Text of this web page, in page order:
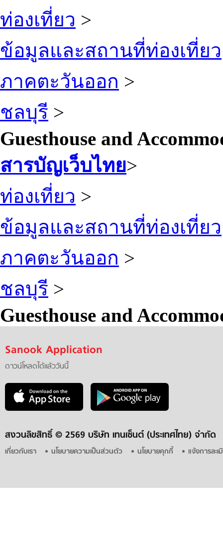
ท่องเที่ยว >
ข้อมูลและสถานที่ท่องเที่ยว
ภาคตะวันออก >
ชลบุรี >
Guesthouse and
สารบัญเว็บไทย>
ท่องเที่ยว >
ข้อมูลและสถานที่ท่องเที่ยว
ภาคตะวันออก >
ชลบุรี >
Guesthouse and
Sanook Application
ดาวน์โหลดได้แล้ววันนี้
สงวนลิขสิทธิ์ © 2569 บริษัท เทนเซ็นต์ (ประเทศไทย) จำกัด
เกี่ยวกับเรา นโยบายความเป็นส่วนตัว นโยบายคุกกี้ แจ้งการละ